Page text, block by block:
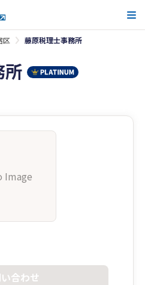
区 藤原税理士事務所
所
Image
合わせ